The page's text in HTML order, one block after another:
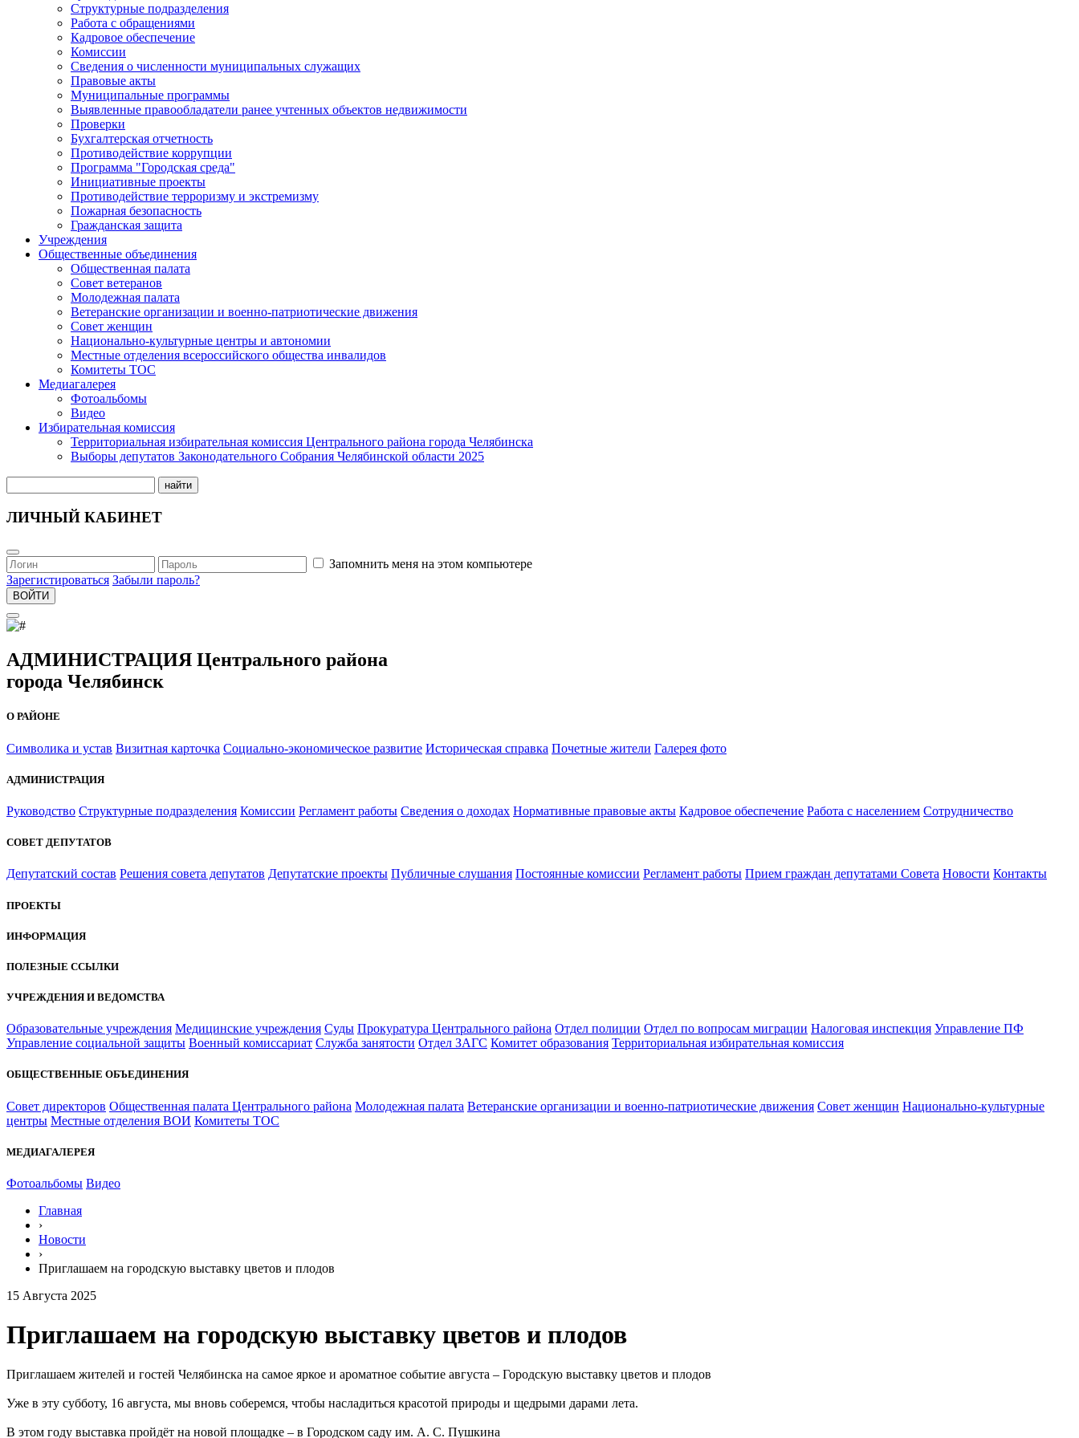
Структурные подразделения
Работа с обращениями
Кадровое обеспечение
Комиссии
Сведения о численности муниципальных служащих
Правовые акты
Муниципальные программы
Выявленные правообладатели ранее учтенных объектов недвижимости
Проверки
Бухгалтерская отчетность
Противодействие коррупции
Программа "Городская среда"
Инициативные проекты
Противодействие терроризму и экстремизму
Пожарная безопасность
Гражданская защита
Учреждения
Общественные объединения
Общественная палата
Совет ветеранов
Молодежная палата
Ветеранские организации и военно-патриотические движения
Совет женщин
Национально-культурные центры и автономии
Местные отделения всероссийского общества инвалидов
Комитеты ТОС
Медиагалерея
Фотоальбомы
Видео
Избирательная комиссия
Территориальная избирательная комиссия Центрального района города Челябинска
Выборы депутатов Законодательного Собрания Челябинской области 2025
найти
ЛИЧНЫЙ КАБИНЕТ
Запомнить меня на этом компьютере
Зарегистироваться Забыли пароль?
ВОЙТИ
АДМИНИСТРАЦИЯ Центрального района
города Челябинск
О РАЙОНЕ
Символика и устав Визитная карточка Социально-экономическое развитие Историческая справка Почетные жители Галерея фото
АДМИНИСТРАЦИЯ
Руководство Структурные подразделения Комиссии Регламент работы Сведения о доходах Нормативные правовые акты Кадровое обеспечение Работа с населением Сотрудничество
СОВЕТ ДЕПУТАТОВ
Депутатский состав Решения совета депутатов Депутатские проекты Публичные слушания Постоянные комиссии Регламент работы Прием граждан депутатами Совета Новости Контакты
ПРОЕКТЫ
ИНФОРМАЦИЯ
ПОЛЕЗНЫЕ ССЫЛКИ
УЧРЕЖДЕНИЯ И ВЕДОМСТВА
Образовательные учреждения Медицинские учреждения Суды Прокуратура Центрального района Отдел полиции Отдел по вопросам миграции Налоговая инспекция Управление ПФ
Управление социальной защиты Военный комиссариат Служба занятости Отдел ЗАГС Комитет образования Территориальная избирательная комиссия
ОБЩЕСТВЕННЫЕ ОБЪЕДИНЕНИЯ
Совет директоров Общественная палата Центрального района Молодежная палата Ветеранские организации и военно-патриотические движения Совет женщин Национально-культурные
центры Местные отделения ВОИ Комитеты ТОС
МЕДИАГАЛЕРЕЯ
Фотоальбомы Видео
Главная
›
Новости
›
Приглашаем на городскую выставку цветов и плодов
15 Августа 2025
Приглашаем на городскую выставку цветов и плодов
Приглашаем жителей и гостей Челябинска на самое яркое и ароматное событие августа – Городскую выставку цветов и плодов
Уже в эту субботу, 16 августа, мы вновь соберемся, чтобы насладиться красотой природы и щедрыми дарами лета.
В этом году выставка пройдёт на новой площадке – в Городском саду им. А. С. Пушкина